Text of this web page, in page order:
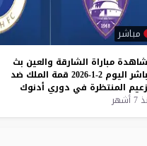
مباشر
مباراة الشارقة والعين بث
اليوم 2-1-2026 قمة الملك ضد
المنتظرة في دوري أدنوك
أشهر